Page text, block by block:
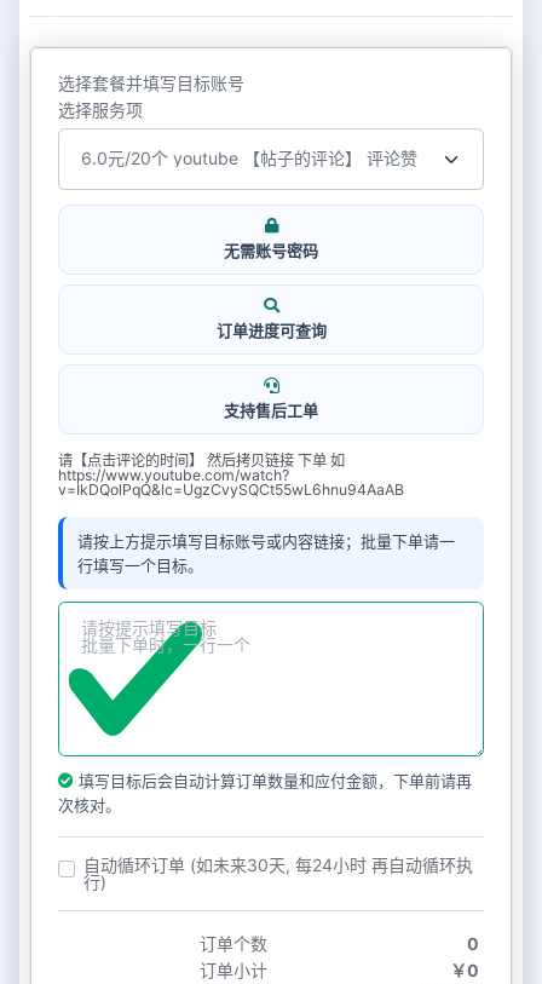
选择套餐并填写目标账号
选择服务项
无需账号密码
订单进度可查询
支持售后工单
请【点击评论的时间】 然后拷贝链接 下单 如
https://www.youtube.com/watch?
v=IkDQolPqQ&lc=UgzCvySQCt55wL6hnu94AaAB
请按上方提示填写目标账号或内容链接；批量下单请一
行填写一个目标。
填写目标后会自动计算订单数量和应付金额，下单前请再
次核对。
自动循环订单 (如未来30天, 每24小时 再自动循环执
行)
订单个数
0
订单小计
￥0